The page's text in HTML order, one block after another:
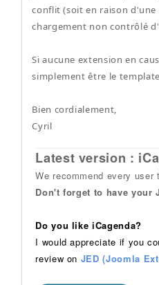
conflit (soit en raison
chargement non contrôlé
Si aucune extension en
simplement être le
Bien cordialement,
Cyril
Latest version :
We recommend every user
Don't forget to have your
Do you like iCagenda?
I would appreciate if you
review on JED (Joomla